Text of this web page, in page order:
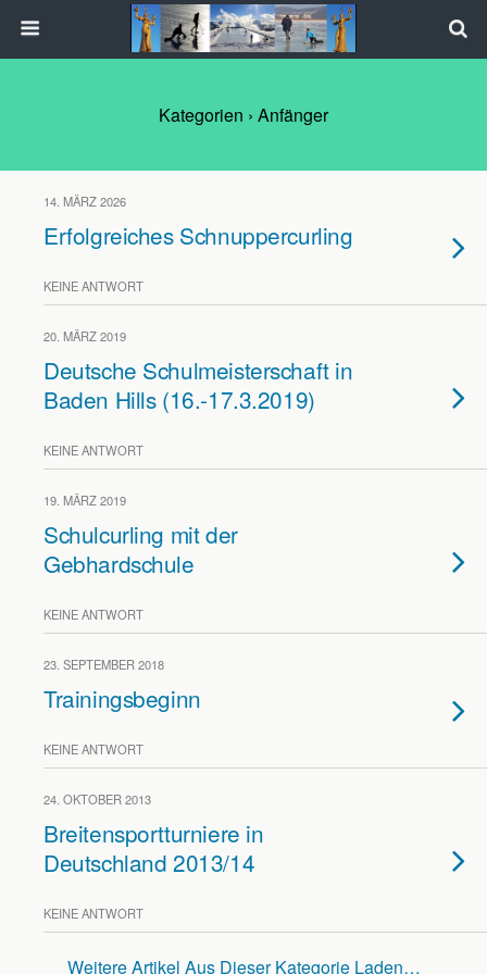
Kategorien › Anfänger
14. MÄRZ 2026
Erfolgreiches Schnuppercurling
KEINE ANTWORT
20. MÄRZ 2019
Deutsche Schulmeisterschaft in
Baden Hills (16.-17.3.2019)
KEINE ANTWORT
19. MÄRZ 2019
Schulcurling mit der
Gebhardschule
KEINE ANTWORT
23. SEPTEMBER 2018
Trainingsbeginn
KEINE ANTWORT
24. OKTOBER 2013
Breitensportturniere in
Deutschland 2013/14
KEINE ANTWORT
Weitere Artikel Aus Dieser Kategorie Laden…